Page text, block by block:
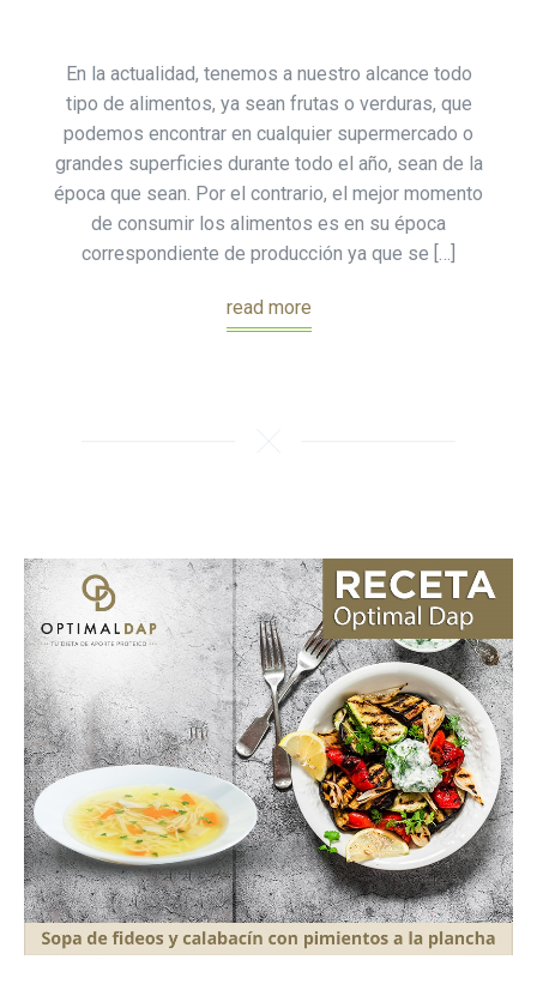
En la actualidad, tenemos a nuestro alcance todo
tipo de alimentos, ya sean frutas o verduras, que
podemos encontrar en cualquier supermercado o
grandes superficies durante todo el año, sean de la
época que sean. Por el contrario, el mejor momento
de consumir los alimentos es en su época
correspondiente de producción ya que se […]
read more